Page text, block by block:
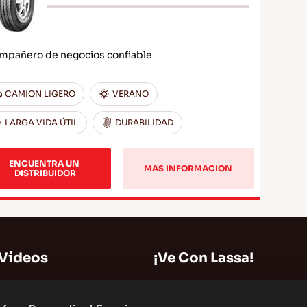
de negocios confiable
CAMION LIGERO VERANO
LARGA VIDA ÚTIL DURABILIDAD
ENCUENTRA UN
DISTRIBUIDOR
MAS INFORMACION
¡Ve Con Lassa!